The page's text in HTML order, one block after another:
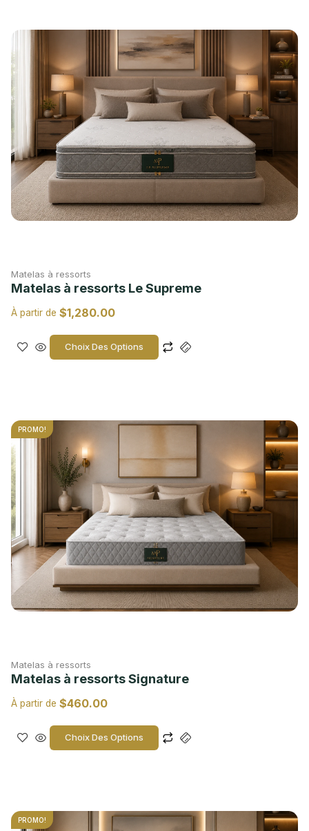
Matelas à ressorts
Matelas à ressorts Le Supreme
À partir de $1,280.00
Choix Des Options
PROMO!
Matelas à ressorts
Matelas à ressorts Signature
À partir de $460.00
Choix Des Options
PROMO!